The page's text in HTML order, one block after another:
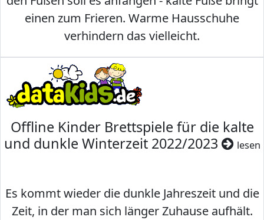
einen zum Frieren. Warme Hausschuhe
verhindern das vielleicht.
Offline Kinder Brettspiele für die kalte
und dunkle Winterzeit 2022/2023
lesen
Es kommt wieder die dunkle Jahreszeit und die
Zeit, in der man sich länger Zuhause aufhält.